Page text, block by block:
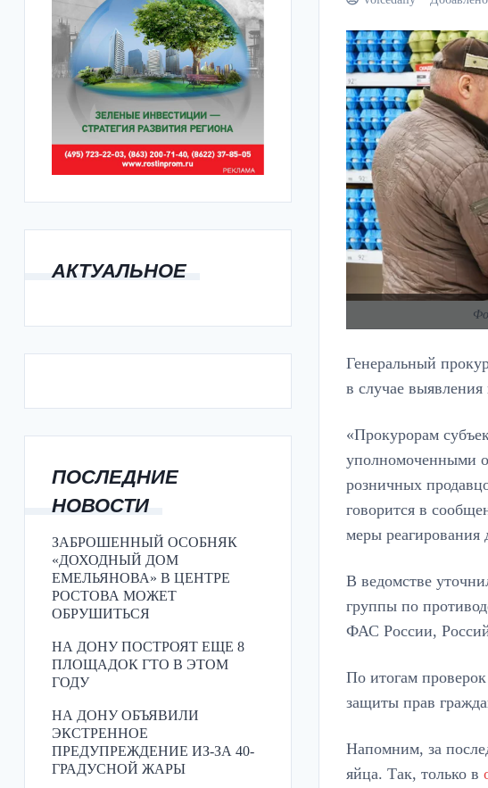
АКТУАЛЬНОЕ
ПОСЛЕДНИЕ
НОВОСТИ
ЗАБРОШЕННЫЙ ОСОБНЯК
«ДОХОДНЫЙ ДОМ
ЕМЕЛЬЯНОВА» В ЦЕНТРЕ
РОСТОВА МОЖЕТ
ОБРУШИТЬСЯ
НА ДОНУ ПОСТРОЯТ ЕЩЕ 8
ПЛОЩАДОК ГТО В ЭТОМ
ГОДУ
НА ДОНУ ОБЪЯВИЛИ
ЭКСТРЕННОЕ
ПРЕДУПРЕЖДЕНИЕ ИЗ-ЗА 40-
ГРАДУСНОЙ ЖАРЫ
Генеральный
в случае
«Прокурoрам
уполномоченными
розничных
говорится в
меры реагирования
В ведомстве
группы по
ФАС России,
По итогам
защиты прав
Напомним, за
яйца. Так, только в